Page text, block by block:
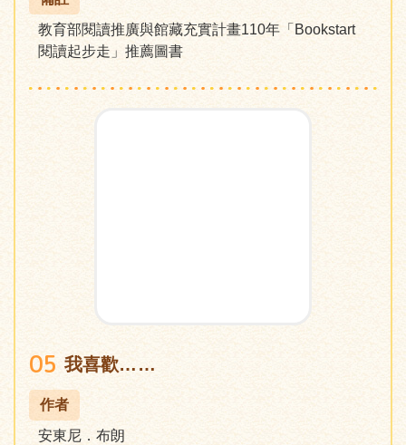
教育部閱讀推廣與館藏充實計畫110年「Bookstart
閱讀起步走」推薦圖書
05 我喜歡……
作者
安東尼．布朗